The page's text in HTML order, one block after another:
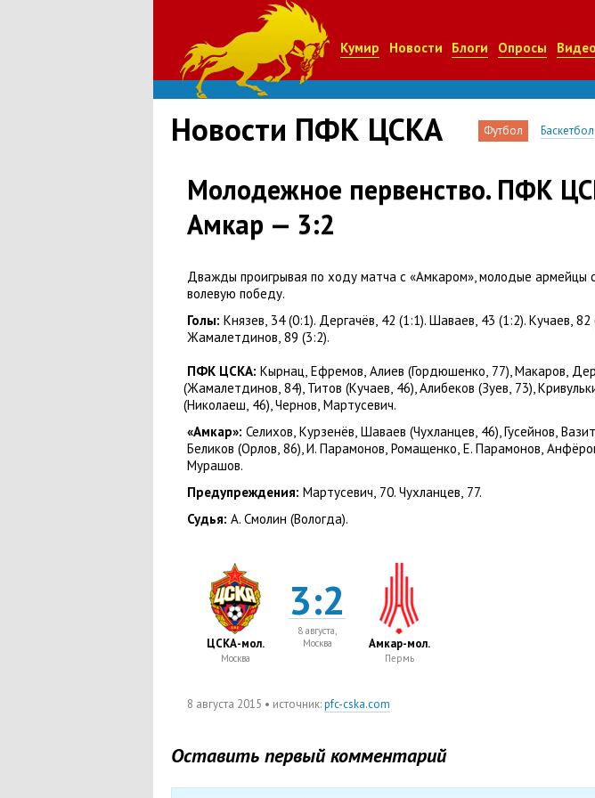
Кумир Новости Блоги Опросы Видео
Новости ПФК ЦСКА Футбол Баскетбол
Молодежное первенство. ПФК
Амкар — 3:2
Дважды проигрывая по ходу матча с «Амкаром», молодые армейцы
волевую победу.
Голы: Князев, 34 (0:1). Дергачёв, 42 (1:1). Шаваев, 43 (1:2). Кучаев, 82
Жамалетдинов, 89 (3:2).
ПФК ЦСКА: Кырнац, Ефремов, Алиев (Гордюшенко, 77), Макаров,
(Жамалетдинов, 84), Титов (Кучаев, 46), Алибеков (Зуев, 73),
(Николаеш, 46), Чернов, Мартусевич.
«Амкар»: Селихов, Курзенёв, Шаваев (Чухланцев, 46), Гусейнов,
Беликов (Орлов, 86), И. Парамонов, Ромащенко, Е. Парамонов,
Мурашов.
Предупреждения: Мартусевич, 70. Чухланцев, 77.
Судья: А. Смолин (Вологда).
ЦСКА-мол.
Москва
3:2
8 августа,
Москва
Амкар-мол.
Пермь
8 августа 2015 • источник:pfc-cska.com
Оставить первый комментарий